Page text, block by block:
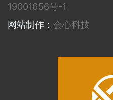
19001656号-1
网站制作： 会心科技